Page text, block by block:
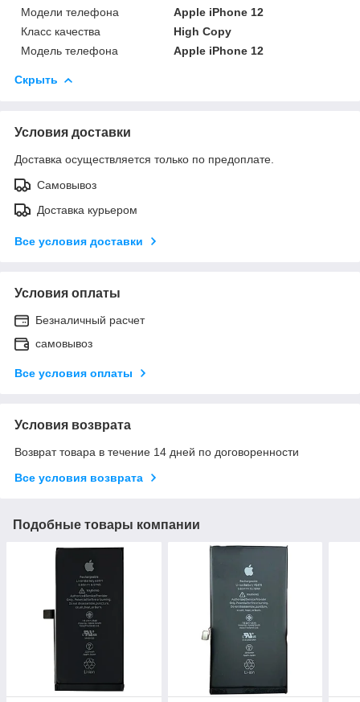
Модели телефона
Apple iPhone 12
Класс качества
High Copy
Модель телефона
Apple iPhone 12
Скрыть
Условия доставки
Доставка осуществляется только по предоплате.
Самовывоз
Доставка курьером
Все условия доставки
Условия оплаты
Безналичный расчет
самовывоз
Все условия оплаты
Условия возврата
Возврат товара в течение 14 дней по договоренности
Все условия возврата
Подобные товары компании